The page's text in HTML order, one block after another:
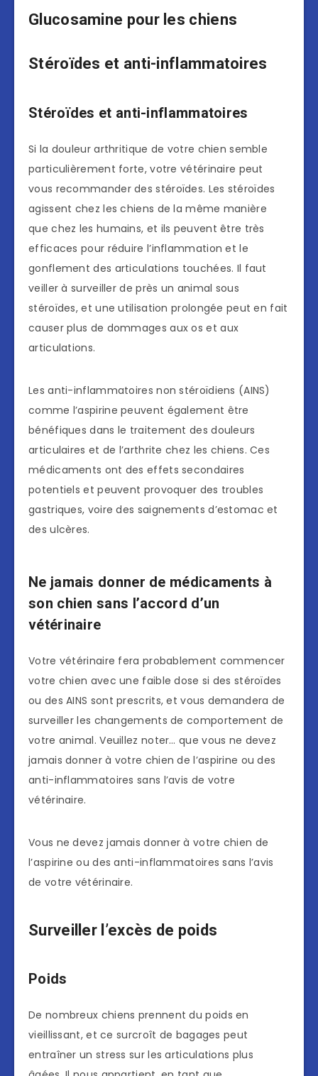
Glucosamine pour les chiens
Stéroïdes et anti-inflammatoires
Stéroïdes et anti-inflammatoires
Si la douleur arthritique de votre chien semble
particulièrement forte, votre vétérinaire peut
vous recommander des stéroïdes. Les stéroïdes
agissent chez les chiens de la même manière
que chez les humains, et ils peuvent être très
efficaces pour réduire l’inflammation et le
gonflement des articulations touchées. Il faut
veiller à surveiller de près un animal sous
stéroïdes, et une utilisation prolongée peut en fait
causer plus de dommages aux os et aux
articulations.
Les anti-inflammatoires non stéroïdiens (AINS)
comme l’aspirine peuvent également être
bénéfiques dans le traitement des douleurs
articulaires et de l’arthrite chez les chiens. Ces
médicaments ont des effets secondaires
potentiels et peuvent provoquer des troubles
gastriques, voire des saignements d’estomac et
des ulcères.
Ne jamais donner de médicaments à
son chien sans l’accord d’un
vétérinaire
Votre vétérinaire fera probablement commencer
votre chien avec une faible dose si des stéroïdes
ou des AINS sont prescrits, et vous demandera de
surveiller les changements de comportement de
votre animal. Veuillez noter… que vous ne devez
jamais donner à votre chien de l’aspirine ou des
anti-inflammatoires sans l’avis de votre
vétérinaire.
Vous ne devez jamais donner à votre chien de
l’aspirine ou des anti-inflammatoires sans l’avis
de votre vétérinaire.
Surveiller l’excès de poids
Poids
De nombreux chiens prennent du poids en
vieillissant, et ce surcroît de bagages peut
entraîner un stress sur les articulations plus